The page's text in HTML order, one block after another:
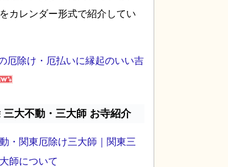
カレンダー形式で紹介してい
厄除け・厄払いに縁起のいい吉
三大不動・三大師 お寺紹介
・関東厄除け三大師｜関東三
師について